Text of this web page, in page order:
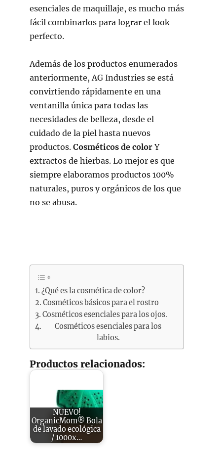
esenciales de maquillaje, es mucho más
fácil combinarlos para lograr el look
perfecto.
Además de los productos enumerados
anteriormente, AG Industries se está
convirtiendo rápidamente en una
ventanilla única para todas las
necesidades de belleza, desde el
cuidado de la piel hasta nuevos
productos. Cosméticos de colorY
extractos de hierbas. Lo mejor es que
siempre elaboramos productos 100%
naturales, puros y orgánicos de los que
no se abusa.
¿Qué es la cosmética de color?
Cosméticos básicos para el rostro
Cosméticos esenciales para los ojos.
Cosméticos esenciales para los
labios.
Productos relacionados:
NUEVO!
OrganicMom® Bola
de lavado ecológica
/ 1000x…